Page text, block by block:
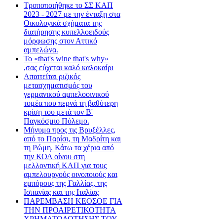
Τροποποιήθηκε το ΣΣ ΚΑΠ
2023 - 2027 με την ένταξη στα
Οικολογικά σχήματα της
διατήρησης κυπελλοειδούς
μόρφωσης στον Αττικό
αμπελώνα.
Το «that's wine that's why»
,σας εύχεται καλό καλοκαίρι
Απαιτείται ριζικός
μετασχηματισμός του
γερμανικού αμπελοοινικού
τομέα που περνά τη βαθύτερη
κρίση του μετά τον Β'
Παγκόσμιο Πόλεμο.
Μήνυμα προς τις Βρυξέλλες,
από το Παρίσι, τη Μαδρίτη και
τη Ρώμη. Κάτω τα χέρια από
την ΚΟΑ οίνου στη
μελλοντική ΚΑΠ για τους
αμπελουργούς οινοποιούς και
εμπόρους της Γαλλίας, της
Ισπανίας και της Ιταλίας
ΠΑΡΕΜΒΑΣΗ ΚΕΟΣΟΕ ΓΙΑ
ΤΗΝ ΠΡΟΑΙΡΕΤΙΚΟΤΗΤΑ